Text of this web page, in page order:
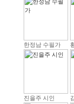
한정남 수필가
진을주 시인